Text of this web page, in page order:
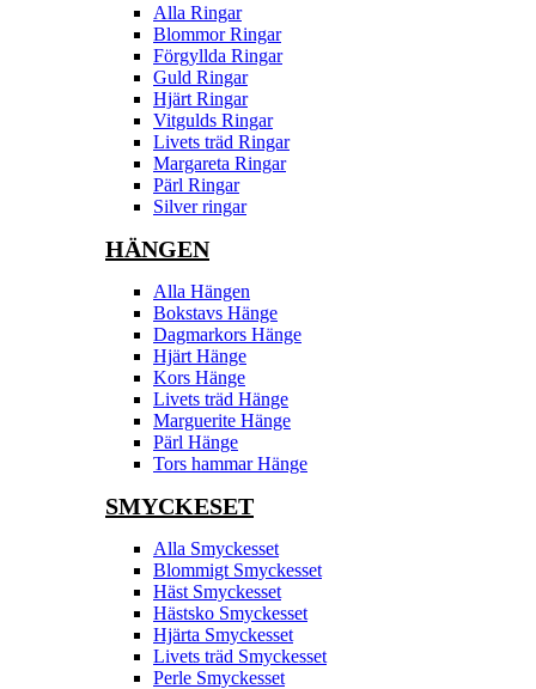
Alla Ringar
Blommor Ringar
Förgyllda Ringar
Guld Ringar
Hjärt Ringar
Vitgulds Ringar
Livets träd Ringar
Margareta Ringar
Pärl Ringar
Silver ringar
HÄNGEN
Alla Hängen
Bokstavs Hänge
Dagmarkors Hänge
Hjärt Hänge
Kors Hänge
Livets träd Hänge
Marguerite Hänge
Pärl Hänge
Tors hammar Hänge
SMYCKESET
Alla Smyckesset
Blommigt Smyckesset
Häst Smyckesset
Hästsko Smyckesset
Hjärta Smyckesset
Livets träd Smyckesset
Perle Smyckesset